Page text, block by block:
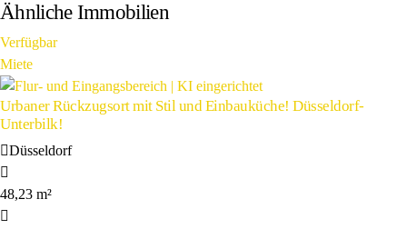
Ähnliche Immobilien
Verfügbar
Miete
Urbaner Rückzugsort mit Stil und Einbauküche! Düsseldorf-
Unterbilk!
Düsseldorf
48,23 m²